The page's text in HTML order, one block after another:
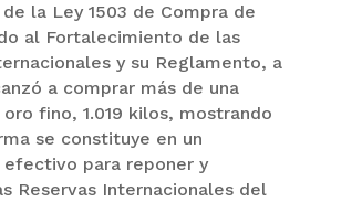
la Ley 1503 de Compra de
al Fortalecimiento de las
y su Reglamento, a
a comprar más de una
fino, 1.019 kilos, mostrando
se constituye en un
para reponer y
Reservas Internacionales del